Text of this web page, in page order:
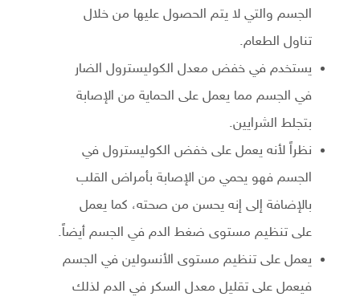
الجسم والتي لا يتم الحصول عليها من خلال
تناول الطعام.
يستخدم في خفض معدل الكوليسترول الضار
في الجسم مما يعمل على الحماية من الإصابة
بتجلط الشرايين.
نظراً لأنه يعمل على خفض الكوليسترول في
الجسم فهو يحمي من الإصابة بأمراض القلب
بالإضافة إلى إنه يحسن من صحته، كما يعمل
على تنظيم مستوى ضغط الدم في الجسم أيضاً.
يعمل على تنظيم مستوى الأنسولين في الجسم
فيعمل على تقليل معدل السكر في الدم لذلك